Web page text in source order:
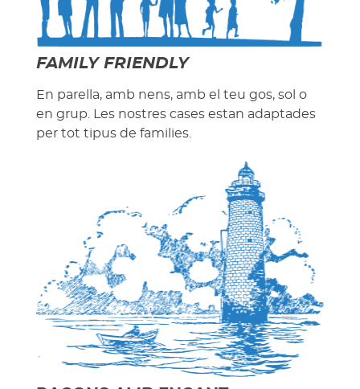
FAMILY FRIENDLY
En parella, amb nens, amb el teu gos, sol o
en grup. Les nostres cases estan adaptades
per tot tipus de families.